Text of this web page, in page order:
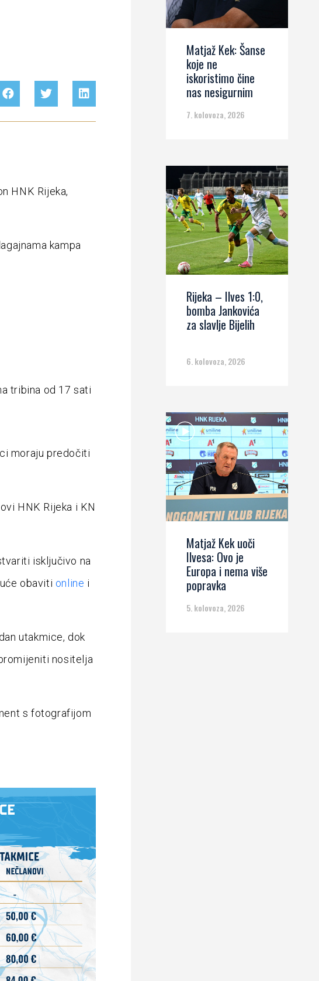
HNK Rijeka,
kampa
tribina od 17 sati
moraju predočiti
HNK Rijeka i KN
isključivo na
obaviti online i
utakmice, dok
nositelja
s fotografijom
Matjaž Kek: Šanse
koje ne
iskoristimo čine
nas nesigurnim
7. kolovoza, 2026
Rijeka – Ilves 1:0,
bomba Jankovića
za slavlje Bijelih
6. kolovoza, 2026
Matjaž Kek uoči
Ilvesa: Ovo je
Europa i nema više
popravka
5. kolovoza, 2026